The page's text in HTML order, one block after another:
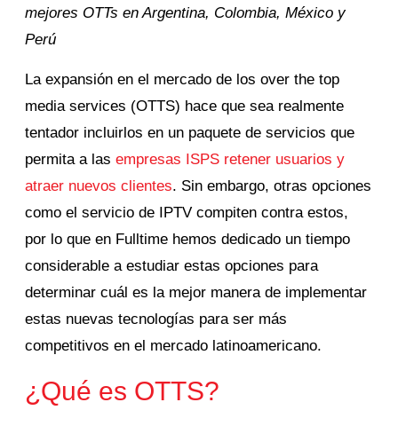
mejores OTTs en Argentina, Colombia, México y
Perú
La expansión en el mercado de los over the top
media services (OTTS) hace que sea realmente
tentador incluirlos en un paquete de servicios que
permita a lasempresas ISPS retener usuarios y
atraer nuevos clientes. Sin embargo, otras opciones
como el servicio de IPTV compiten contra estos,
por lo que en Fulltime hemos dedicado un tiempo
considerable a estudiar estas opciones para
determinar cuál es la mejor manera de implementar
estas nuevas tecnologías para ser más
competitivos en el mercado latinoamericano.
¿Qué es OTTS?